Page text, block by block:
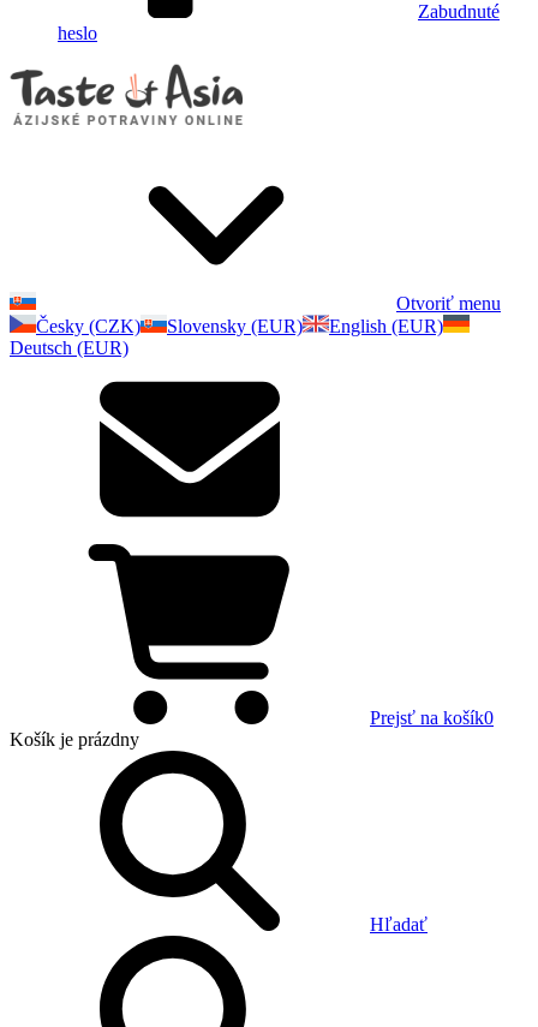
Zabudnuté
heslo
Otvoriť menu
Česky (CZK)
Slovensky (EUR)
English (EUR)
Deutsch (EUR)
Prejsť na košík0
Košík je prázdny
Hľadať